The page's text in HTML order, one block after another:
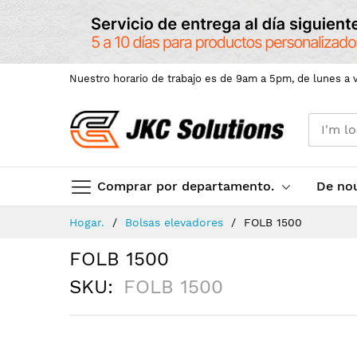
Nuestro horario de trabajo es de 9am a 5pm, de lunes a
Comprar por departamento. De
Hogar. Bolsas elevadores FOLB 1500
FOLB 1500
SKU
FOLB 1500